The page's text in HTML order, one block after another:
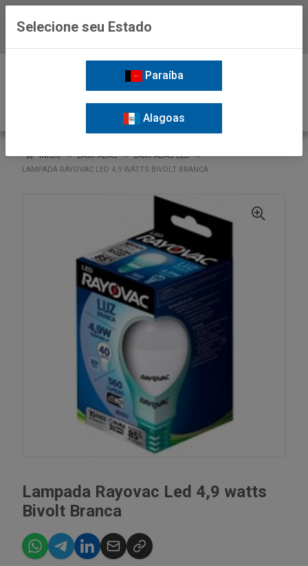
INÍCIO LAMPADAS
LAMPADAS LED
LAMPADA RAYOVAC LED 4,9 WATTS BIVOLT BRANCA
Lampada Rayovac Led 4,9 watts
Bivolt Branca
Selecione seu Estado
Paraíba
Alagoas